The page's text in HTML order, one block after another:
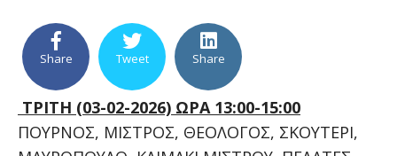
Share Tweet Share
ΤΡΙΤΗ (03-02-2026) ΩΡΑ 13:00-15:00
ΠΟΥΡΝΟΣ, ΜΙΣΤΡΟΣ, ΘΕΟΛΟΓΟΣ, ΣΚΟΥΤΕΡΙ,